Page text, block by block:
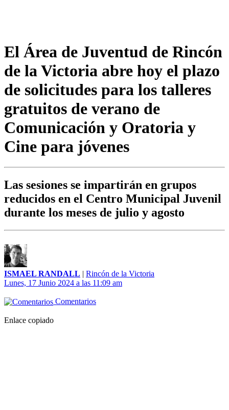
El Área de Juventud de Rincón
de la Victoria abre hoy el plazo
de solicitudes para los talleres
gratuitos de verano de
Comunicación y Oratoria y
Cine para jóvenes
Las sesiones se impartirán en grupos
reducidos en el Centro Municipal Juvenil
durante los meses de julio y agosto
ISMAEL RANDALL | Rincón de la Victoria
Lunes, 17 Junio 2024 a las 11:09 am
Comentarios
Enlace copiado